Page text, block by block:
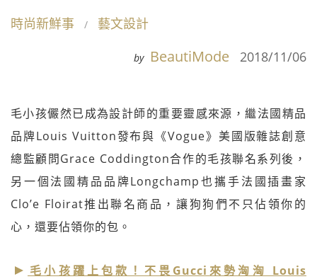
時尚新鮮事 藝文設計
by BeautiMode 2018/11/06
毛小孩儼然已成為設計師的重要靈感來源，繼法國精品
品牌Louis Vuitton發布與《Vogue》美國版雜誌創意
總監顧問Grace Coddington合作的毛孩聯名系列後，
另一個法國精品品牌Longchamp也攜手法國插畫家
Clo’e Floirat推出聯名商品，讓狗狗們不只佔領你的
心，還要佔領你的包。
毛小孩躍上包款！不畏Gucci來勢洶洶 Louis